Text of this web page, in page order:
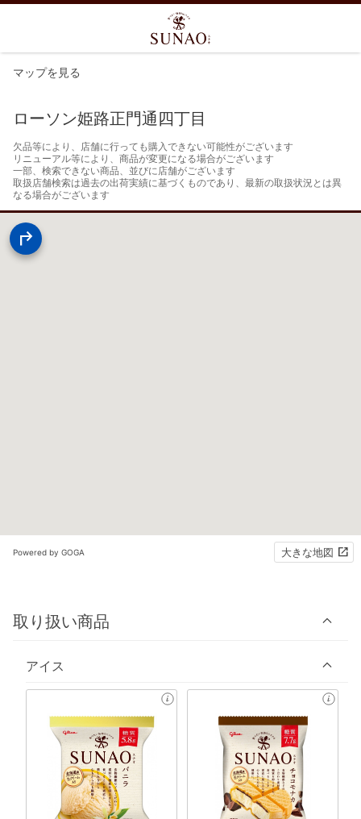
マップを見る
ローソン姫路正門通四丁目
欠品等により、店舗に行っても購入できない可能性がございます
リニューアル等により、商品が変更になる場合がございます
一部、検索できない商品、並びに店舗がございます
取扱店舗検索は過去の出荷実績に基づくものであり、最新の取扱状況とは異
なる場合がございます
Powered by GOGA 大きな地図
取り扱い商品
アイス